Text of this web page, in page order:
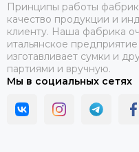
Принципы работы
качество продукции и
клиенту. Наша фабрика
итальянское
изготавливает сумки и
партиями и вручную.
Мы в социальных сетях